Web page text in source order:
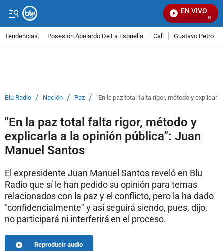
EN VIVO
Señal
Tendencias: Posesión Abelardo De La Espriella Cali Gustavo Petro
Blu Radio / Nación / Paz / "En la paz total falta rigor, método y
"En la paz total falta rigor, método y
explicarla a la opinión pública": Juan
Manuel Santos
El expresidente Juan Manuel Santos reveló en Blu
Radio que sí le han pedido su opinión para temas
relacionados con la paz y el conflicto, pero la ha dado
"confidencialmente" y así seguirá siendo, pues, dijo,
no participará ni interferirá en el proceso.
Reproducir audio